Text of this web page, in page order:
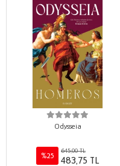
Odysseia
%25
645,00 TL
483,75 TL